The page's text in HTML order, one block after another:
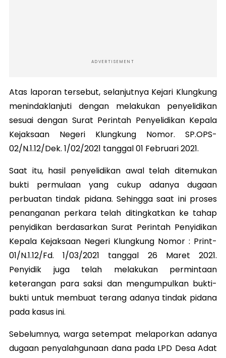
ADVERTISEMENT
Atas laporan tersebut, selanjutnya Kejari Klungkung
menindaklanjuti dengan melakukan penyelidikan
sesuai dengan Surat Perintah Penyelidikan Kepala
Kejaksaan Negeri Klungkung Nomor. SP.OPS-
02/N.1.12/Dek. 1/02/2021 tanggal 01 Februari 2021.
Saat itu, hasil penyelidikan awal telah ditemukan
bukti permulaan yang cukup adanya dugaan
perbuatan tindak pidana. Sehingga saat ini proses
penanganan perkara telah ditingkatkan ke tahap
penyidikan berdasarkan Surat Perintah Penyidikan
Kepala Kejaksaan Negeri Klungkung Nomor : Print-
01/N.1.12/Fd. 1/03/2021 tanggal 26 Maret 2021.
Penyidik juga telah melakukan permintaan
keterangan para saksi dan mengumpulkan bukti-
bukti untuk membuat terang adanya tindak pidana
pada kasus ini.
Sebelumnya, warga setempat melaporkan adanya
dugaan penyalahgunaan dana pada LPD Desa Adat